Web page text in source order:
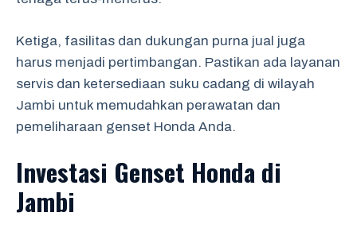
Ketiga, fasilitas dan dukungan purna jual juga
harus menjadi pertimbangan. Pastikan ada layanan
servis dan ketersediaan suku cadang di wilayah
Jambi untuk memudahkan perawatan dan
pemeliharaan genset Honda Anda.
Investasi Genset Honda di
Jambi